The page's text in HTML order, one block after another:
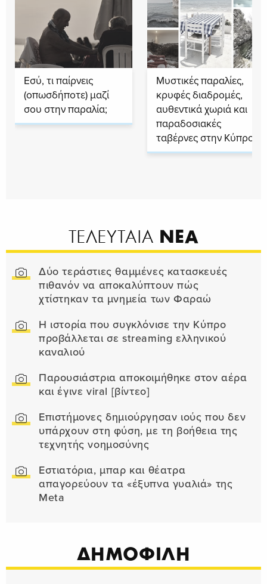
Εσύ, τι παίρνεις
(οπωσδήποτε) μαζί
σου στην παραλία;
Μυστικές παραλίες,
κρυφές διαδρομές,
αυθεντικά χωριά και
παραδοσιακές
ταβέρνες στην Κύπρο
ΤΕΛΕΥΤΑΙΑ ΝΕΑ
Δύο τεράστιες θαμμένες κατασκευές
πιθανόν να αποκαλύπτουν πώς
χτίστηκαν τα μνημεία των Φαραώ
Η ιστορία που συγκλόνισε την Κύπρο
προβάλλεται σε streaming ελληνικού
καναλιού
Παρουσιάστρια αποκοιμήθηκε στον αέρα
και έγινε viral [βίντεο]
Επιστήμονες δημιούργησαν ιούς που δεν
υπάρχουν στη φύση, με τη βοήθεια της
τεχνητής νοημοσύνης
Εστιατόρια, μπαρ και θέατρα
απαγορεύουν τα «έξυπνα γυαλιά» της
Meta
ΔΗΜΟΦΙΛΗ